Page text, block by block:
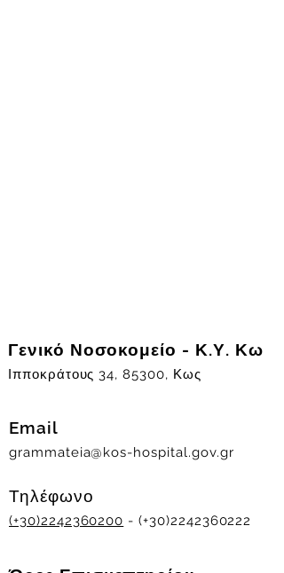
Γενικό Νοσοκομείο - Κ.Υ. Κω
Ιπποκράτους 34, 85300, Κως
Email
grammateia@kos-hospital.gov.gr
Τηλέφωνο
(+30)2242360200 - (+30)2242360222